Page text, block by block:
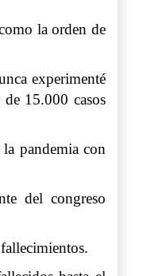
la orden de
experimenté
15.000 casos
pandemia con
del congreso